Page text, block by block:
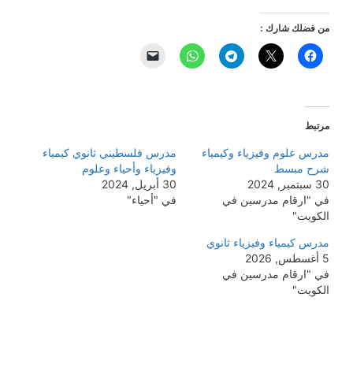
من فضلك شارك :
مرتبط
مدرس علوم وفيزياء وكيمياء
شرح مبسط
30 سبتمبر, 2024
في "ارقام مدرسين في
الكويت"
مدرس فلسطيني ثانوي كيمياء
وفيزياء وأحياء وعلوم
30 أبريل, 2024
في "أحياء"
مدرس كيمياء وفيزياء ثانوي
5 أغسطس, 2026
في "ارقام مدرسين في
الكويت"